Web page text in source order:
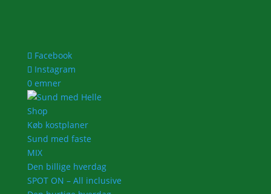
Facebook
Instagram
0 emner
Shop
Køb kostplaner
Sund med faste
MIX
Den billige hverdag
SPOT ON – All inclusive